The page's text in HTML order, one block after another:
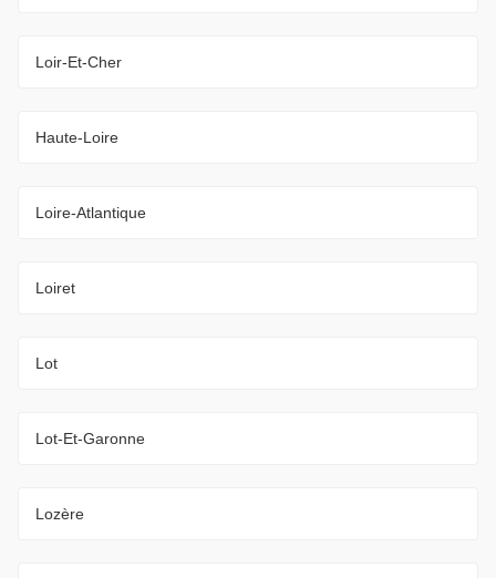
Loir-Et-Cher
Haute-Loire
Loire-Atlantique
Loiret
Lot
Lot-Et-Garonne
Lozère